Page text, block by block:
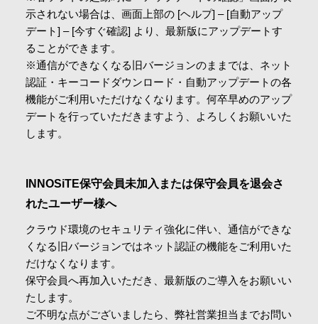
示されない場合は、画面上部の [ヘルプ] – [自動アップ
デート] – [今すぐ確認] より、最新版にアップデートす
ることができます。
※通信ができなくなる旧バージョンのままでは、ネット
認証・キーコードダウンロード・自動アップデートの各
機能がご利用いただけなくなります。何卒早めのアップ
デートを行っていただきますよう、よろしくお願いいた
します。
INNOSiTE保守会員未加入または保守会員を退会さ
れたユーザー様へ​
クラウド環境のセキュリティ強化に伴い、通信ができな
くなる旧バージョンではネット認証の機能をご利用いた
だけなくなります。
保守会員へ再加入いただき、最新版のご導入をお願いい
たします。​
ご不明な点がございましたら、弊社営業担当までお問い